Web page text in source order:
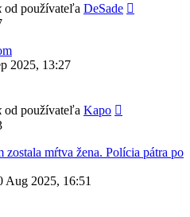
od používateľa DeSade
2025, 13:27
od používateľa Kapo
zostala mŕtva žena. Polícia pátra po
Aug 2025, 16:51